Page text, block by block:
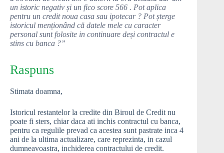
un istoric negativ și un fico score 566 . Pot aplica
pentru un credit noua casa sau ipotecar ? Pot șterge
istoricul menționând că datele mele cu caracter
personal sunt folosite in continuare deși contractul e
stins cu banca ?”
Raspuns
Stimata doamna,
Istoricul restantelor la credite din Biroul de Credit nu
poate fi sters, chiar daca ati inchis contractul cu banca,
pentru ca regulile prevad ca acestea sunt pastrate inca 4
ani de la ultima actualizare, care reprezinta, in cazul
dumneavoastra, inchiderea contractului de credit.